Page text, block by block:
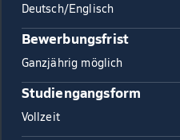
Deutsch/Englisch
Bewerbungsfrist
Ganzjährig möglich
Studiengangsform
Vollzeit